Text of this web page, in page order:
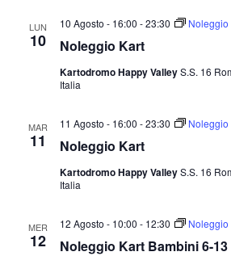
LUN
10 Noleggio Kart
10 Agosto - 16:00 -23:30 Noleggio
Kartodromo Happy ValleyS.S. 16
Italia
MAR
11 Noleggio Kart
11 Agosto - 16:00 -23:30 Noleggio
Kartodromo Happy ValleyS.S. 16
Italia
MER
12 Noleggio Kart Bambini 6-
12 Agosto - 10:00 - 12:30 Noleggio